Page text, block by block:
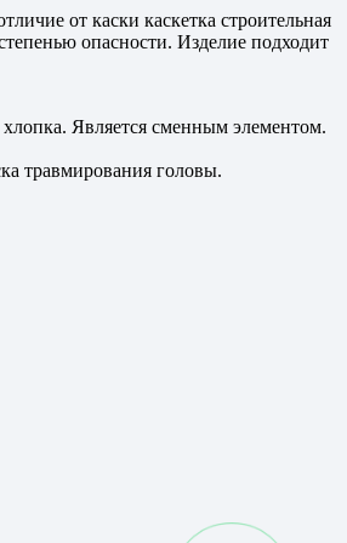
от каски каскетка строительная
опасности. Изделие подходит
Является сменным элементом.
травмирования головы.